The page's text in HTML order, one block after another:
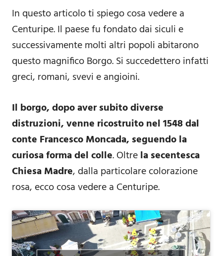
In questo articolo ti spiego cosa vedere a
Centuripe. Il paese fu fondato dai siculi e
successivamente molti altri popoli abitarono
questo magnifico Borgo. Si succedettero infatti
greci, romani, svevi e angioini.
Il borgo, dopo aver subito diverse
distruzioni, venne ricostruito nel 1548 dal
conte Francesco Moncada, seguendo la
curiosa forma del colle. Oltrela secentesca
Chiesa Madre, dalla particolare colorazione
rosa, ecco cosa vedere a Centuripe.